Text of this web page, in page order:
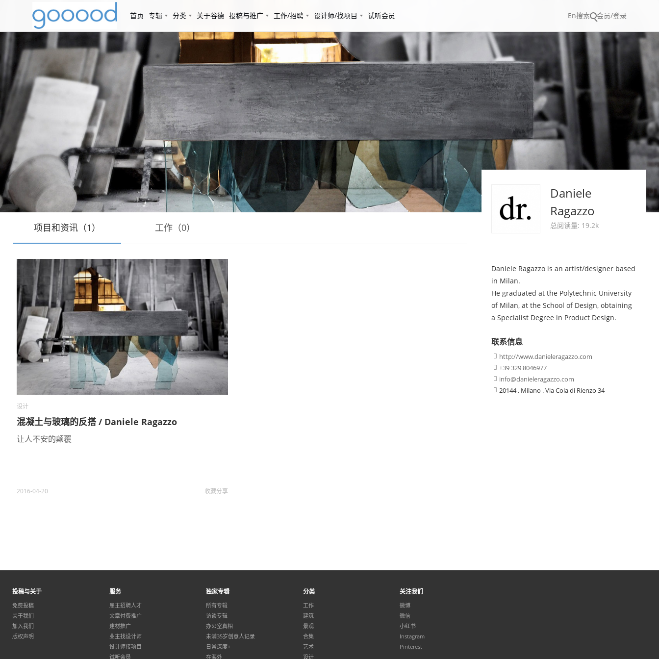
首页 专辑 分类 关于谷德 投稿与推广 工作/招聘 设计师/找项目 试听会员 En搜索 会员/登录
项目和资讯（1） 工作（0）
设计
混凝土与玻璃的反搭 / Daniele Ragazzo
让人不安的颠覆
2016-04-20 收藏分享
Daniele
Ragazzo
总阅读量: 19.2k
Daniele Ragazzo is an artist/designer based
in Milan.
He graduated at the Polytechnic University
of Milan, at the School of Design, obtaining
a Specialist Degree in Product Design.
联系信息
 http://www.danieleragazzo.com
 +39 329 8046977
 info@danieleragazzo.com
 20144 . Milano . Via Cola di Rienzo 34
投稿与关于
免费投稿
关于我们
加入我们
版权声明
服务
雇主招聘人才
文章付费推广
建材推广
业主找设计师
设计师接项目
试听会员
独家专辑
所有专辑
访谈专辑
办公室真相
未满35岁创意人记录
日常深度+
在海外
分类
工作
建筑
景观
合集
艺术
设计
关注我们
微博
微信
小红书
Instagram
Pinterest